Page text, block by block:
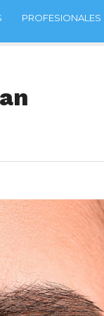
PROFESIONALES